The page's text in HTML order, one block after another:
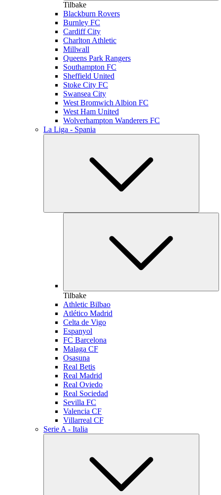
Tilbake
Blackburn Rovers
Burnley FC
Cardiff City
Charlton Athletic
Millwall
Queens Park Rangers
Southampton FC
Sheffield United
Stoke City FC
Swansea City
West Bromwich Albion FC
West Ham United
Wolverhampton Wanderers FC
La Liga - Spania
Tilbake
Athletic Bilbao
Atlético Madrid
Celta de Vigo
Espanyol
FC Barcelona
Malaga CF
Osasuna
Real Betis
Real Madrid
Real Oviedo
Real Sociedad
Sevilla FC
Valencia CF
Villarreal CF
Serie A - Italia